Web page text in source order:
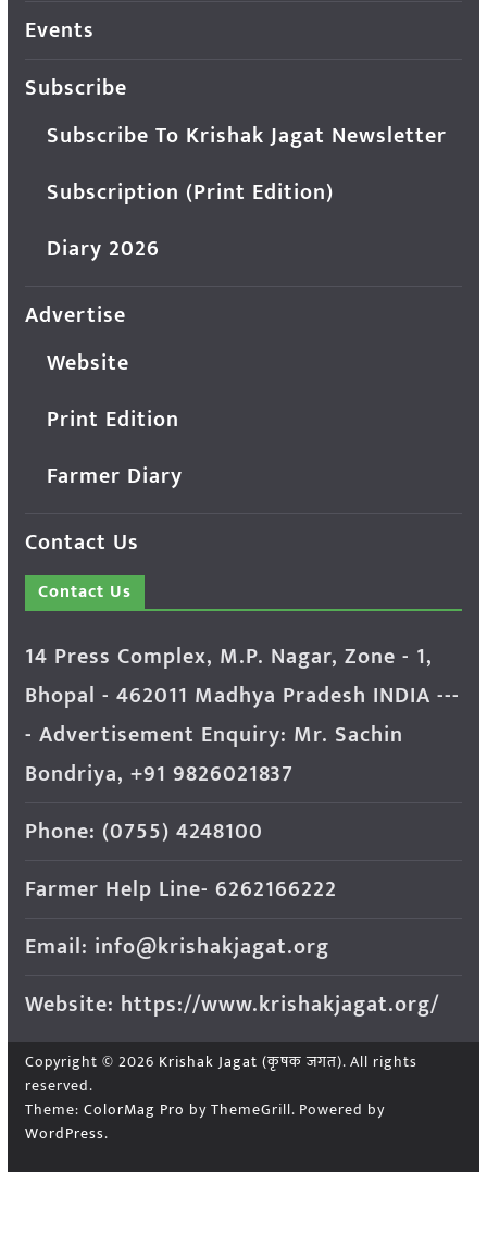
Events
Subscribe
Subscribe To Krishak Jagat Newsletter
Subscription (Print Edition)
Diary 2026
Advertise
Website
Print Edition
Farmer Diary
Contact Us
Contact Us
14 Press Complex, M.P. Nagar, Zone - 1,
Bhopal - 462011 Madhya Pradesh INDIA ---
- Advertisement Enquiry: Mr. Sachin
Bondriya, +91 9826021837
Phone: (0755) 4248100
Farmer Help Line- 6262166222
Email: info@krishakjagat.org
Website: https://www.krishakjagat.org/
Copyright © 2026 Krishak Jagat (कृषक जगत). All rights
reserved.
Theme: ColorMag Pro by ThemeGrill. Powered by
WordPress.